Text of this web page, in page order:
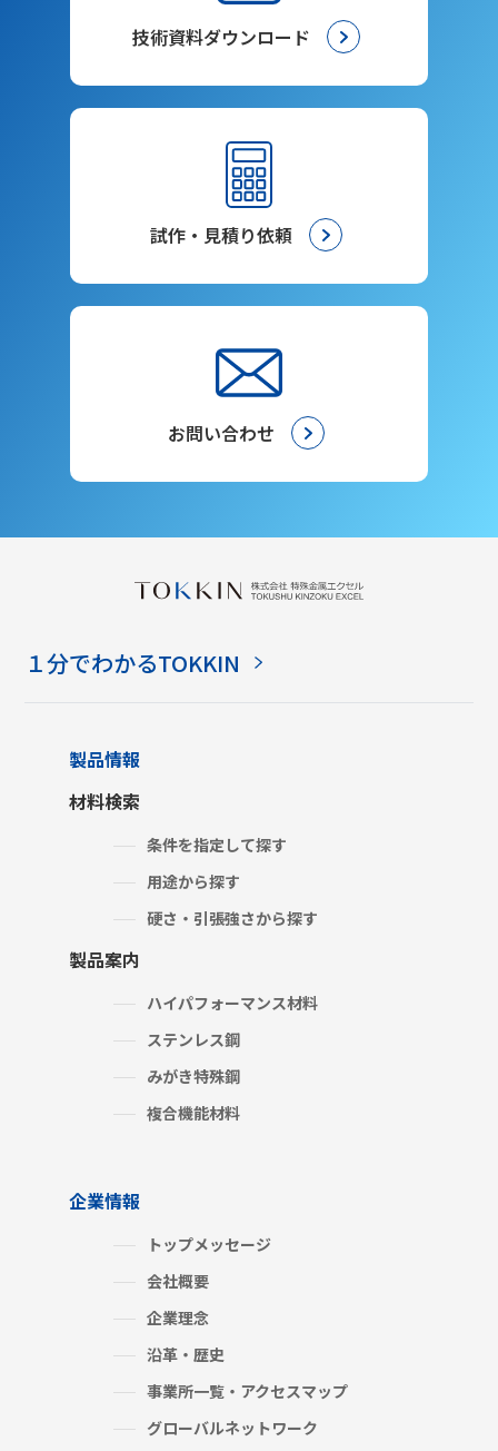
技術資料ダウンロード
試作・見積り依頼
お問い合わせ
１分でわかるTOKKIN
製品情報
材料検索
条件を指定して探す
用途から探す
硬さ・引張強さから探す
製品案内
ハイパフォーマンス材料
ステンレス鋼
みがき特殊鋼
複合機能材料
企業情報
トップメッセージ
会社概要
企業理念
沿革・歴史
事業所一覧・アクセスマップ
グローバルネットワーク